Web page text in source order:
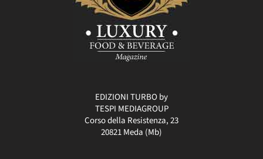
EDIZIONI TURBO by
TESPI MEDIAGROUP
Corso della Resistenza, 23
20821 Meda (Mb)